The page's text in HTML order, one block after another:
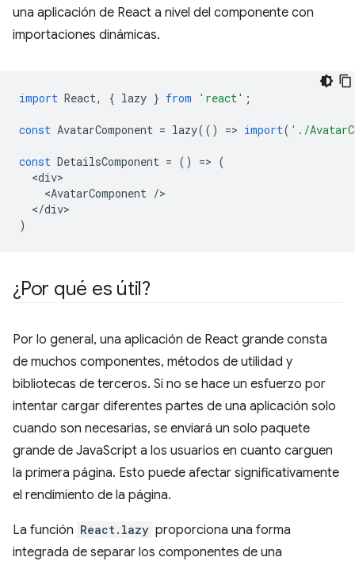
una aplicación de React a nivel del componente con
importaciones dinámicas.
import React, { lazy } from 'react' ;
const AvatarComponent = lazy(() => import( './
const DetailsComponent = () => (
<div
<AvatarComponent /
</div
)
¿Por qué es útil?
Por lo general, una aplicación de React grande consta
de muchos componentes, métodos de utilidad y
bibliotecas de terceros. Si no se hace un esfuerzo por
intentar cargar diferentes partes de una aplicación solo
cuando son necesarias, se enviará un solo paquete
grande de JavaScript a los usuarios en cuanto carguen
la primera página. Esto puede afectar significativamente
el rendimiento de la página.
La función React.lazy proporciona una forma
integrada de separar los componentes de una